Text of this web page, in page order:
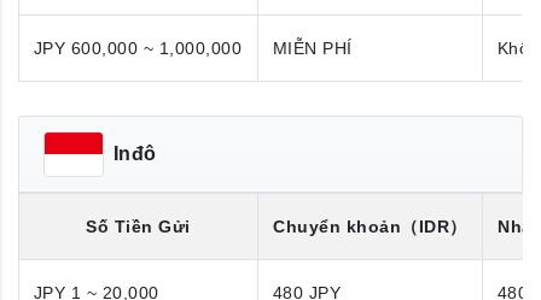
JPY 600,000 ~ 1,000,000 MIỄN PHÍ
Inđô
Số Tiền Gửi Chuyển khoản （IDR）
JPY 1 ~ 20,000 480 JPY 480